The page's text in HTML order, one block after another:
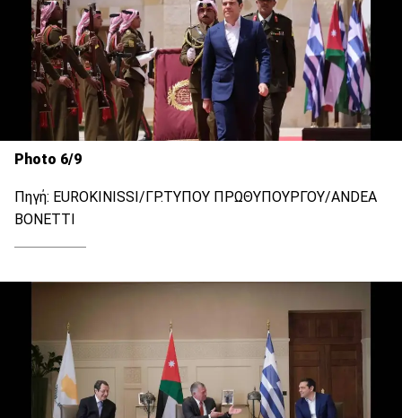
Photo 6/9
Πηγή: EUROKINISSI/ΓΡ.ΤΥΠΟΥ ΠΡΩΘΥΠΟΥΡΓΟΥ/ANDEA
BONETTΙ